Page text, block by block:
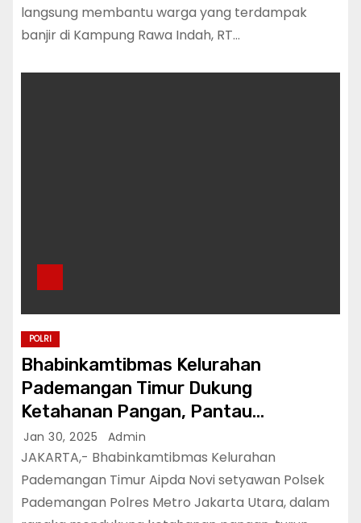
langsung membantu warga yang terdampak
banjir di Kampung Rawa Indah, RT…
POLRI
Bhabinkamtibmas Kelurahan
Pademangan Timur Dukung
Ketahanan Pangan, Pantau
Perkembangan Tanaman Tomat dan
Cabe
Jan 30, 2025 Admin
JAKARTA,- Bhabinkamtibmas Kelurahan
Pademangan Timur Aipda Novi setyawan Polsek
Pademangan Polres Metro Jakarta Utara, dalam